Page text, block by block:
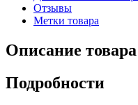
Отзывы
Метки товара
Описание товара
Подробности